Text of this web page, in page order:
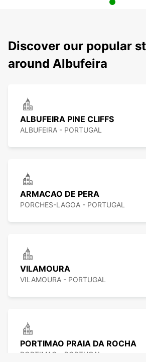
Discover our popular
around Albufeira
ALBUFEIRA PINE CLIFFS
ALBUFEIRA - PORTUGAL
ARMACAO DE PERA
PORCHES-LAGOA - PORTUGAL
VILAMOURA
VILAMOURA - PORTUGAL
PORTIMAO PRAIA DA ROCHA
PORTIMAO - PORTUGAL